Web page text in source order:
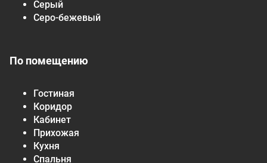
Серый
Серо-бежевый
По помещению
Гостиная
Коридор
Кабинет
Прихожая
Кухня
Спальня